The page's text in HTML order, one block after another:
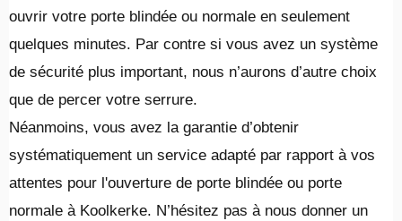
ouvrir votre porte blindée ou normale en seulement
quelques minutes. Par contre si vous avez un système
de sécurité plus important, nous n’aurons d’autre choix
que de percer votre serrure.
Néanmoins, vous avez la garantie d’obtenir
systématiquement un service adapté par rapport à vos
attentes pour l'ouverture de porte blindée ou porte
normale à Koolkerke. N’hésitez pas à nous donner un